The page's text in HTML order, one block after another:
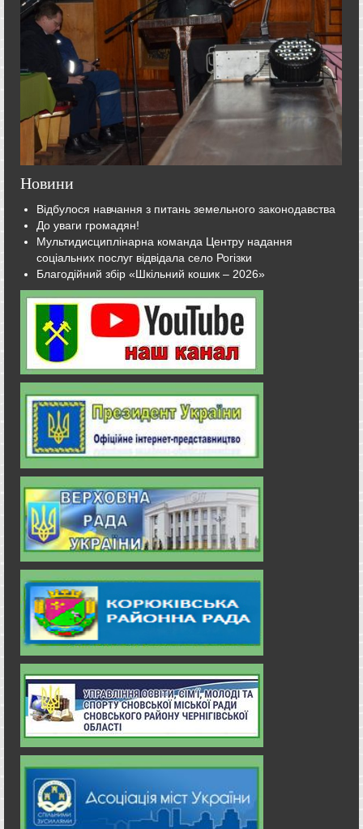
Новини
Відбулося навчання з питань земельного законодавства
До уваги громадян!
Мультидисциплінарна команда Центру надання
соціальних послуг відвідала село Рогізки
Благодійний збір «Шкільний кошик – 2026»